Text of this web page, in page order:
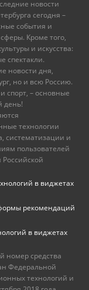
новости
сегодня –
события и
Кроме того,
и искусства:
спектакли.
новости дня,
но и всю Россию.
спорт, – основные
день!
технологии
систематизации и
пользователей
в виджетах
рекомендаций
в виджетах
номер средства
Федеральной
технологий и